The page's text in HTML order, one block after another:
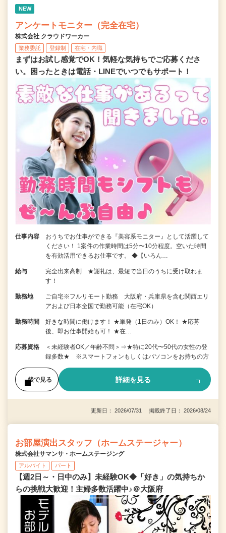
NEW
アンケートモニター（完全在宅）
株式会社 クラウドワーカー
業務委託 登録制 在宅・内職
まずはお試し感覚でOK！気軽な気持ちでご応募くださ
い。困ったときは電話・LINEでいつでもサポート！
仕事内容
おうちでお仕事ができる『美容系モニター』として活躍して
ください！ 1案件の作業時間は5分〜10分程度。空いた時間
を有効活用できるお仕事です。 ◆【いろん…
給与
完全出来高制 ★謝礼は、最短で当日のうちに受け取れま
す！
勤務地
ご自宅※フルリモート勤務 大阪府・兵庫県を含む関西エリ
アおよび日本全国で勤務可能（在宅OK）
勤務時間
好きな時間に働けます！ ★単発（1日のみ）OK！ ★応募
後、即お仕事開始も可！ ★在…
応募資格
＜未経験者OK／年齢不問＞⇒★特に20代〜50代の女性の登
録多数★ ※スマートフォンもしくはパソコンをお持ちの方
後で見る 詳細を見る
更新日： 2026/07/31 掲載終了日： 2026/08/24
お部屋演出スタッフ（ホームステージャー）
株式会社サマンサ・ホームステージング
アルバイト パート
【週2日～・日中のみ】未経験OK◆「好き」の気持ちか
らの挑戦大歓迎！主婦多数活躍中♪＠大阪府